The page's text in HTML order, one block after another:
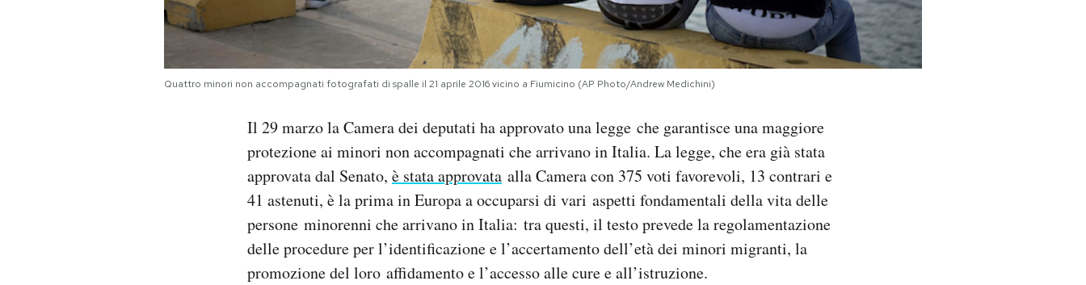
Quattro minori non accompagnati fotografati di spalle il 21 aprile 2016 vicino a Fiumicino (AP Photo/Andrew Medichini)
Il 29 marzo la Camera dei deputati ha approvato una legge che garantisce una maggiore
protezione ai minori non accompagnati che arrivano in Italia. La legge, che era già stata
approvata dal Senato, è stata approvata alla Camera con 375 voti favorevoli, 13 contrari e
41 astenuti, è la prima in Europa a occuparsi di vari aspetti fondamentali della vita delle
persone minorenni che arrivano in Italia: tra questi, il testo prevede la regolamentazione
delle procedure per l’identificazione e l’accertamento dell’età dei minori migranti, la
promozione del loro affidamento e l’accesso alle cure e all’istruzione.